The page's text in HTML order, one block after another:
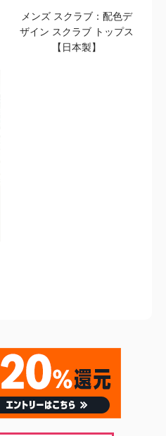
メンズ スクラブ：配色デ
ザイン スクラブ トップス
【日本製】